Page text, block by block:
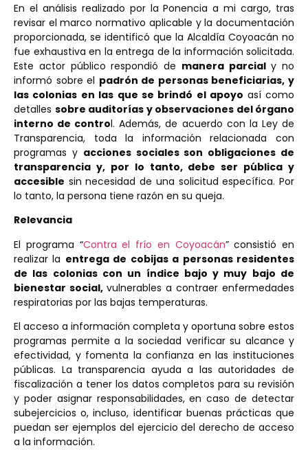
En el análisis realizado por la Ponencia a mi cargo, tras
revisar el marco normativo aplicable y la documentación
proporcionada, se identificó que la Alcaldía Coyoacán no
fue exhaustiva en la entrega de la información solicitada.
Este actor público respondió de manera parcialy no
informó sobre el padrón de personas beneficiarias, y
las colonias en las que se brindó el apoyo así como
detalles sobre auditorías y observaciones del órgano
interno de control. Además, de acuerdo con la Ley de
Transparencia, toda la información relacionada con
programas y acciones sociales son obligaciones de
transparencia y, por lo tanto, debe ser pública y
accesible sin necesidad de una solicitud específica. Por
lo tanto, la persona tiene razón en su queja.
Relevancia
El programa “Contra el frío en Coyoacán” consistió en
realizar la entrega de cobijas a personas residentes
de las colonias con un índice bajo y muy bajo de
bienestar social, vulnerables a contraer enfermedades
respiratorias por las bajas temperaturas.
El acceso a información completa y oportuna sobre estos
programas permite a la sociedad verificar su alcance y
efectividad, y fomenta la confianza en las instituciones
públicas. La transparencia ayuda a las autoridades de
fiscalización a tener los datos completos para su revisión
y poder asignar responsabilidades, en caso de detectar
subejercicios o, incluso, identificar buenas prácticas que
puedan ser ejemplos del ejercicio del derecho de acceso
a la información.